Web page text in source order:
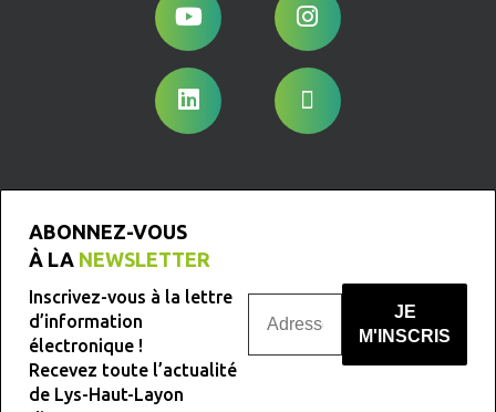
ABONNEZ-VOUS
À LA NEWSLETTER
Inscrivez-vous à la lettre
d’information
électronique !
Recevez toute l’actualité
de Lys-Haut-Layon